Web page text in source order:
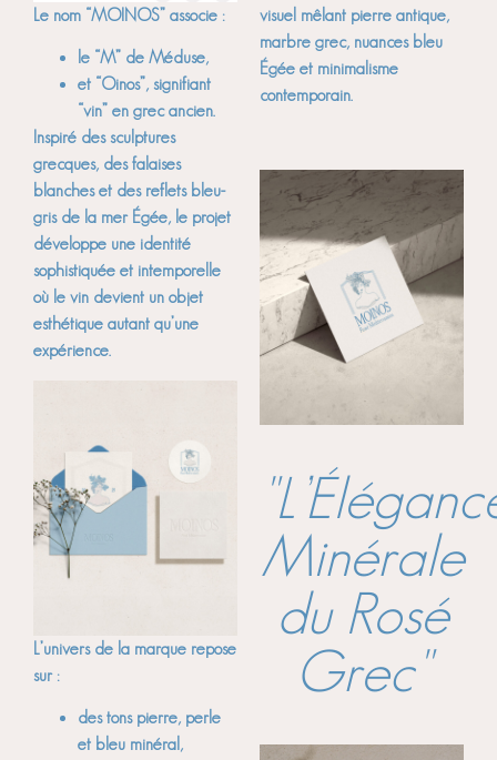
Le nom “MOINOS” associe :
le “M” de Méduse,
et “Oinos”, signifiant
“vin” en grec ancien.
Inspiré des sculptures
grecques, des falaises
blanches et des reflets bleu-
gris de la mer Égée, le projet
développe une identité
sophistiquée et intemporelle
où le vin devient un objet
esthétique autant qu’une
expérience.
L’univers de la marque repose
sur :
des tons pierre, perle
et bleu minéral,
visuel mêlant pierre antique,
marbre grec, nuances bleu
Égée et minimalisme
contemporain.
Minérale
du Rosé
Grec"